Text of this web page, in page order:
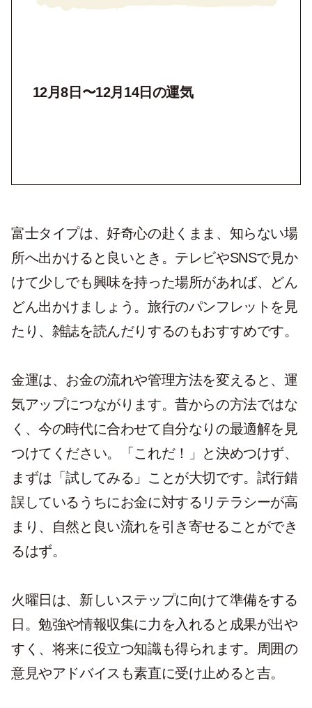
12月8日〜12月14日の運気
富士タイプは、好奇心の赴くまま、知らない場
所へ出かけると良いとき。テレビやSNSで見か
けて少しでも興味を持った場所があれば、どん
どん出かけましょう。旅行のパンフレットを見
たり、雑誌を読んだりするのもおすすめです。
金運は、お金の流れや管理方法を変えると、運
気アップにつながります。昔からの方法ではな
く、今の時代に合わせて自分なりの最適解を見
つけてください。「これだ！」と決めつけず、
まずは「試してみる」ことが大切です。試行錯
誤しているうちにお金に対するリテラシーが高
まり、自然と良い流れを引き寄せることができ
るはず。
火曜日は、新しいステップに向けて準備をする
日。勉強や情報収集に力を入れると成果が出や
すく、将来に役立つ知識も得られます。周囲の
意見やアドバイスも素直に受け止めると吉。